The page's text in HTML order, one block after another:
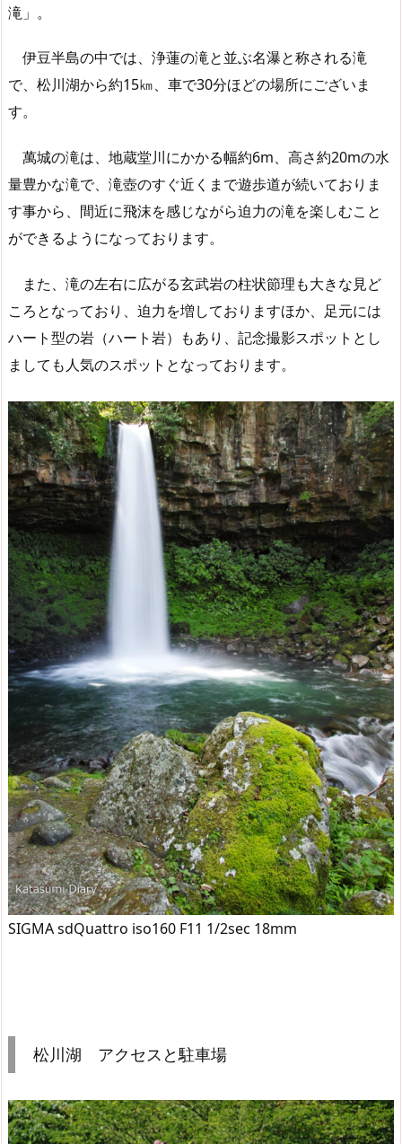
滝」。
伊豆半島の中では、浄蓮の滝と並ぶ名瀑と称される滝
で、松川湖から約15㎞、車で30分ほどの場所にございま
す。
萬城の滝は、地蔵堂川にかかる幅約6m、高さ約20mの水
量豊かな滝で、滝壺のすぐ近くまで遊歩道が続いておりま
す事から、間近に飛沫を感じながら迫力の滝を楽しむこと
ができるようになっております。
また、滝の左右に広がる玄武岩の柱状節理も大きな見ど
ころとなっており、迫力を増しておりますほか、足元には
ハート型の岩（ハート岩）もあり、記念撮影スポットとし
ましても人気のスポットとなっております。
SIGMA sdQuattro iso160 F11 1/2sec 18mm
松川湖 アクセスと駐車場